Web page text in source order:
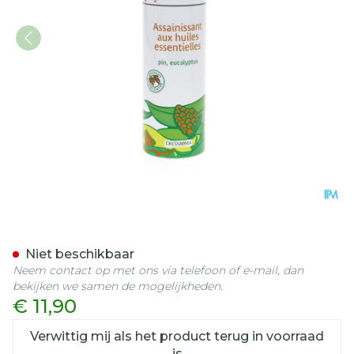
€ 11,90
Verwittig mij als het product terug in voorraad
Niet beschikbaar
Neem contact op met ons via telefoon of e-mail, dan
bekijken we samen de mogelijkheden.